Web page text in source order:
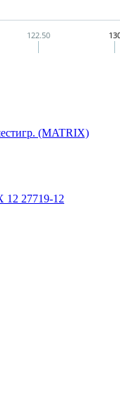
122.50
(MATRIX)
12 27719-12